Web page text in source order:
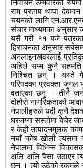
निर्वाचन उम्मेवारका
राम प्रताप थापा
चयनको लागि
संचार माध्यमका अनुसार
यसै गरी ११ बजे
हिराचनका अनुसार
अनलाइनखवरलाई
अहिले सम्म कुनै
निश्चित छन् । यस्ते
परिषदका प्रवक्ता जुगल
वताएका छनु । तीनै जना
दोहोरो नागरिकताको
नेपालीहरुले यदी कुनै
घरजग्गा सस्तोमा बेचेर
र केही उत्पादनमुलक
नयाँ कोष खोली त्यसमा
नेपालमा विभिन्न
अलि अलि पैसा उठाएर
छन् । त्यो उठेको रकमले